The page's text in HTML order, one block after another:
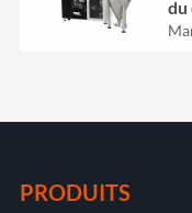
du
PRODUITS